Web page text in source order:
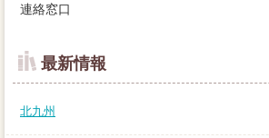
連絡窓口
最新情報
北九州